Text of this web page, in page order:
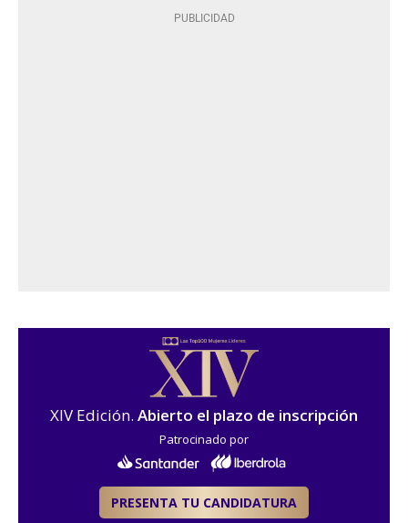
XIV Edición. Abierto el plazo de inscripción
Patrocinado por
PRESENTA TU CANDIDATURA